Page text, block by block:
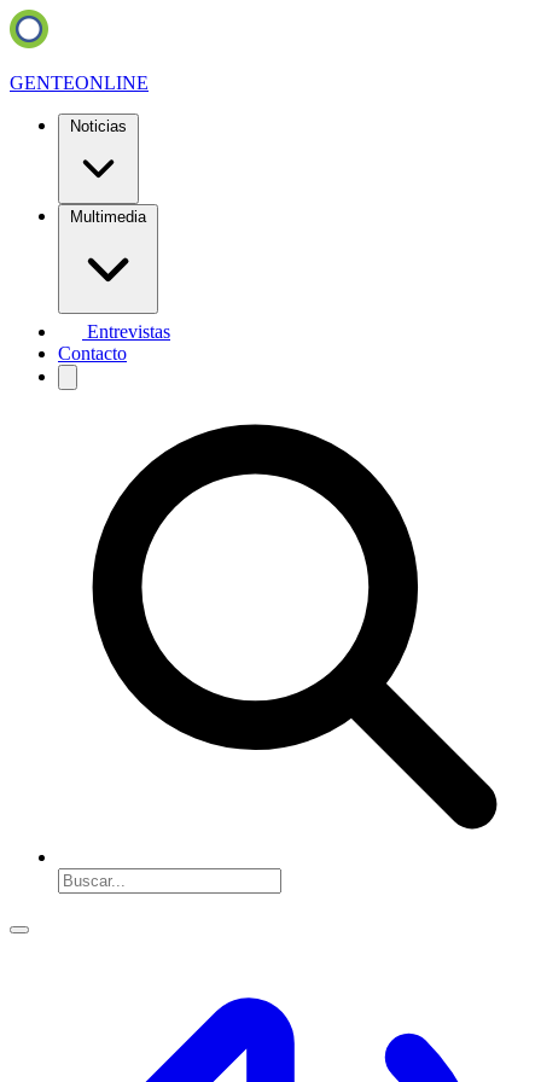
GENTEONLINE
Noticias
Multimedia
Entrevistas
Contacto